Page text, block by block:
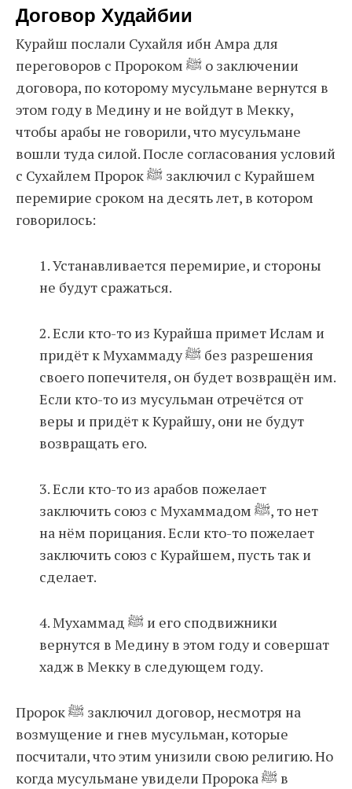
Договор Худайбии
Курайш послали Сухайля ибн Амра для
переговоров с Пророком ﷺ о заключении
договора, по которому мусульмане вернутся в
этом году в Медину и не войдут в Мекку,
чтобы арабы не говорили, что мусульмане
вошли туда силой. После согласования условий
с Сухайлем Пророк ﷺ заключил с Курайшем
перемирие сроком на десять лет, в котором
говорилось:
1. Устанавливается перемирие, и стороны
не будут сражаться.
2. Если кто-то из Курайша примет Ислам и
придёт к Мухаммаду ﷺ без разрешения
своего попечителя, он будет возвращён им.
Если кто-то из мусульман отречётся от
веры и придёт к Курайшу, они не будут
возвращать его.
3. Если кто-то из арабов пожелает
заключить союз с Мухаммадом ﷺ, то нет
на нём порицания. Если кто-то пожелает
заключить союз с Курайшем, пусть так и
сделает.
4. Мухаммад ﷺ и его сподвижники
вернутся в Медину в этом году и совершат
хадж в Мекку в следующем году.
Пророк ﷺ заключил договор, несмотря на
возмущение и гнев мусульман, которые
посчитали, что этим унизили свою религию. Но
когда мусульмане увидели Пророка ﷺ в